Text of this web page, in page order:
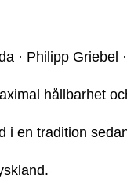
· Philipp Griebel ·
hållbarhet
i en tradition